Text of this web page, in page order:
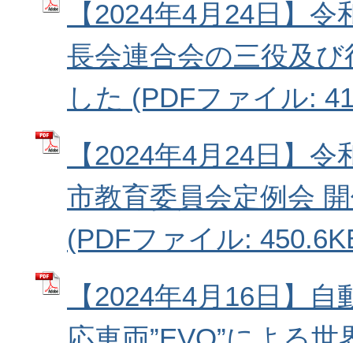
【2024年4月24日】
長会連合会の三役及
した (PDFファイル:
【2024年4月24日】
市教育委員会定例会
(PDFファイル:
【2024年4月16日】